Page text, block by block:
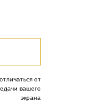
от
вашего
экрана